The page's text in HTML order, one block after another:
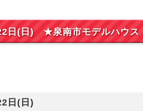
日(日) ★泉南市モデルハウス
日(日)